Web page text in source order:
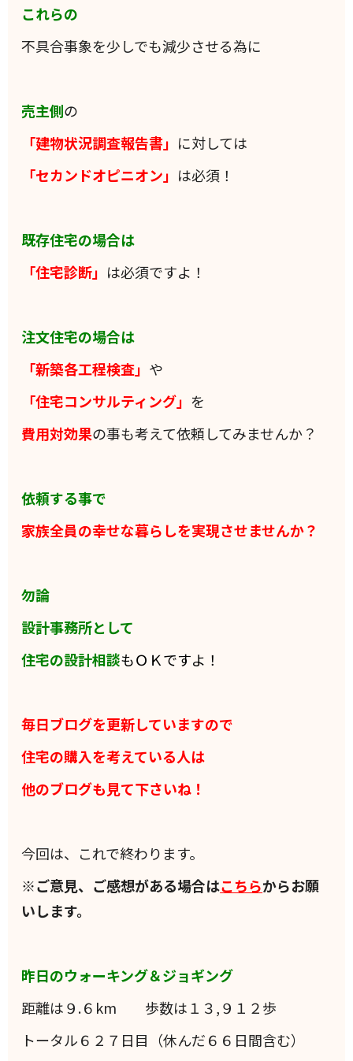
これらの
不具合事象を少しでも減少させる為に
売主側の
「建物状況調査報告書」 に対しては
「セカンドオピニオン」 は必須！
既存住宅の場合は
「住宅診断」 は必須ですよ！
注文住宅の場合は
「新築各工程検査」 や
「住宅コンサルティング」 を
費用対効果の事も考えて依頼してみませんか？
依頼する事で
家族全員の幸せな暮らしを実現させませんか？
勿論
設計事務所として
住宅の設計相談もＯＫですよ！
毎日ブログを更新していますので
住宅の購入を考えている人は
他のブログも見て下さいね！
今回は、これで終わります。
※ご意見、ご感想がある場合はこちらからお願
いします。
昨日のウォーキング＆ジョギング
距離は９.６km 歩数は１３,９１２歩
トータル６２７日目（休んだ６６日間含む）